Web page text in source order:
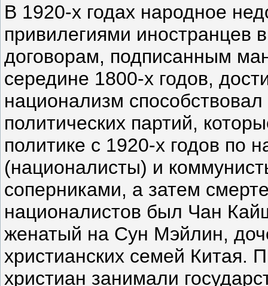
В 1920-х годах народное
привилегиями иностранцев
договорам, подписанным
середине 1800-х годов,
национализм
политических партий,
политике с 1920-х годов по
(националисты) и
соперниками, а затем
националистов был Чан
женатый на Сун Мэйлин,
христианских семей Китая.
христиан занимали